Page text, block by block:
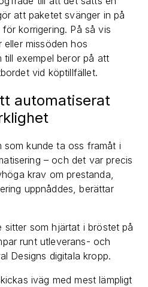
att paketet svänger in på
korrigering. På så vis
eller missöden hos
exempel beror på att
vid köptillfället.
automatiserat
kunde ta oss framåt i
– och det var precis
krav om prestanda,
uppnåddes, berättar
sitter som hjärtat i bröstet på
runt utleverans- och
Designs digitala kropp.
iväg med mest lämpligt